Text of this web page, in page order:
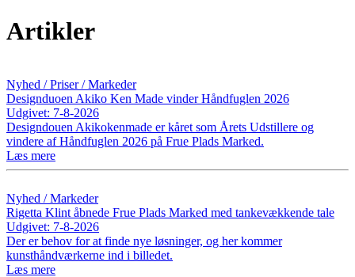
Artikler
Nyhed / Priser / Markeder
Designduoen Akiko Ken Made vinder Håndfuglen 2026
Udgivet: 7-8-2026
Designdouen Akikokenmade er kåret som Årets Udstillere og
vindere af Håndfuglen 2026 på Frue Plads Marked.
Læs mere
Nyhed / Markeder
Rigetta Klint åbnede Frue Plads Marked med tankevækkende tale
Udgivet: 7-8-2026
Der er behov for at finde nye løsninger, og her kommer
kunsthåndværkerne ind i billedet.
Læs mere